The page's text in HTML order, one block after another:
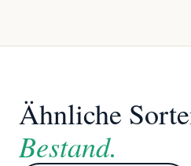
Ähnliche
Bestand.